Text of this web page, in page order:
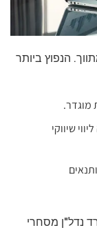
הנפוץ ביותר
מוגדר.
שיווקי
נדל"ן מסחרי